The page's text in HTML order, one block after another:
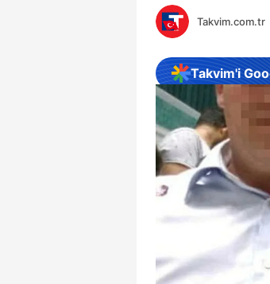
Takvim.com.tr
Takvim'i